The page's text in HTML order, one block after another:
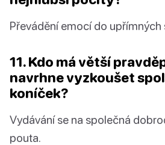
Převádění emocí do upřímných
11. Kdo má větší
navrhne vyzkoušet
koníček?
Vydávání se na společná
pouta.